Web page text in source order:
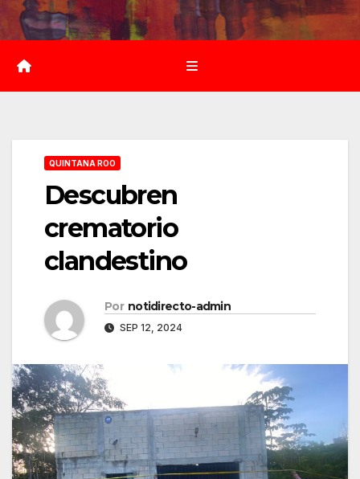
Saltar
al
contenido
QUINTANA ROO
Descubren
crematorio
clandestino
Por notidirecto-admin
SEP 12, 2024